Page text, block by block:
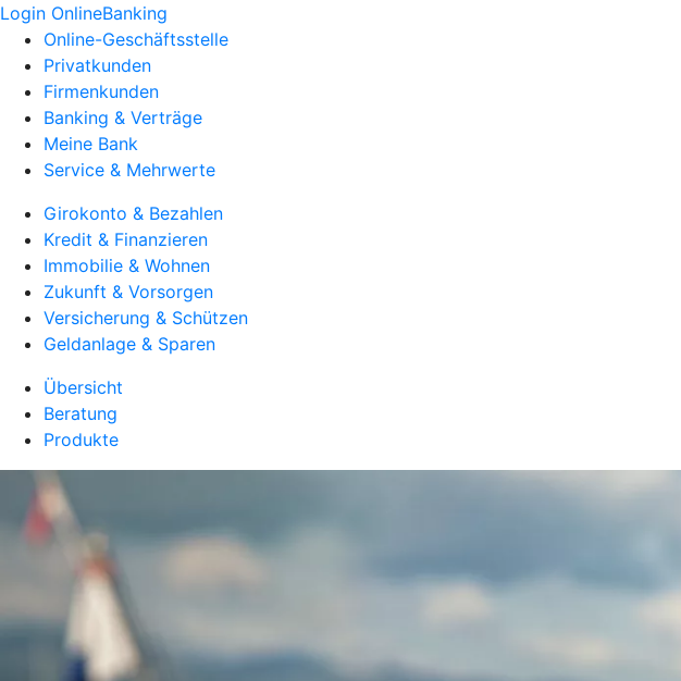
Login OnlineBanking
Online-Geschäftsstelle
Privatkunden
Firmenkunden
Banking & Verträge
Meine Bank
Service & Mehrwerte
Girokonto & Bezahlen
Kredit & Finanzieren
Immobilie & Wohnen
Zukunft & Vorsorgen
Versicherung & Schützen
Geldanlage & Sparen
Übersicht
Beratung
Produkte